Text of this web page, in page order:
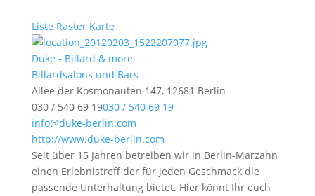
Liste Raster Karte
Duke - Billard & more
Billardsalons und Bars
Allee der Kosmonauten 147, 12681 Berlin
030 / 540 69 19030 / 540 69 19
info@duke-berlin.com
http://www.duke-berlin.com
Seit über 15 Jahren betreiben wir in Berlin-Marzahn
einen Erlebnistreff der für jeden Geschmack die
passende Unterhaltung bietet. Hier könnt Ihr euch